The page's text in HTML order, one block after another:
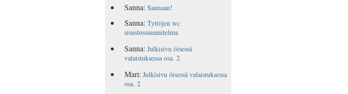
Sanna: Saunaan!
Sanna: Tyttöjen wc
sisustussuunnitelma
Sanna: Julkisivu öisessä
valaistuksessa osa. 2
Mari: Julkisivu öisessä valaistuksessa
osa. 2